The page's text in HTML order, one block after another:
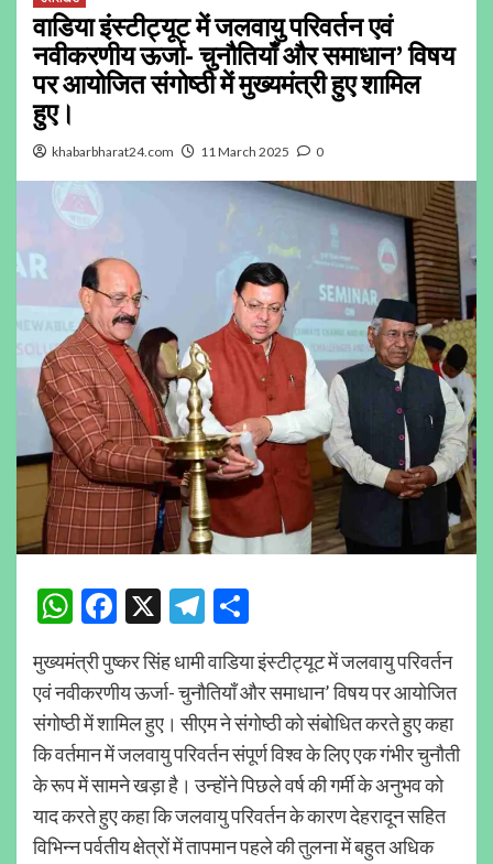
वाडिया इंस्टीट्यूट में जलवायु परिवर्तन एवं
नवीकरणीय ऊर्जा- चुनौतियाँ और समाधान’ विषय
पर आयोजित संगोष्ठी में मुख्यमंत्री हुए शामिल
हुए।
khabarbharat24.com 11 March 2025 0
WhatsApp
Facebook
X Telegram
मुख्यमंत्री पुष्कर सिंह धामी वाडिया इंस्टीट्यूट में जलवायु परिवर्तन
एवं नवीकरणीय ऊर्जा- चुनौतियाँ और समाधान’ विषय पर आयोजित
संगोष्ठी में शामिल हुए। सीएम ने संगोष्ठी को संबोधित करते हुए कहा
कि वर्तमान में जलवायु परिवर्तन संपूर्ण विश्व के लिए एक गंभीर चुनौती
के रूप में सामने खड़ा है। उन्होंने पिछले वर्ष की गर्मी के अनुभव को
याद करते हुए कहा कि जलवायु परिवर्तन के कारण देहरादून सहित
विभिन्न पर्वतीय क्षेत्रों में तापमान पहले की तुलना में बहुत अधिक